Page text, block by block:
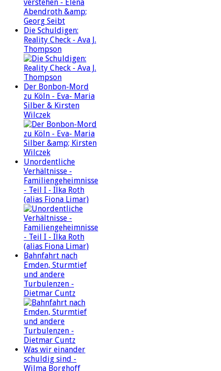
Die Schuldigen:
Reality Check - Ava J.
Thompson
Der Bonbon-Mord
zu Köln - Eva- Maria
Silber & Kirsten
Wilczek
Unordentliche
Verhältnisse -
Familiengeheimnisse
- Teil I - Ilka Roth
(alias Fiona Limar)
Bahnfahrt nach
Emden, Sturmtief
und andere
Turbulenzen -
Dietmar Cuntz
Was wir einander
schuldig sind -
Wilma Borghoff